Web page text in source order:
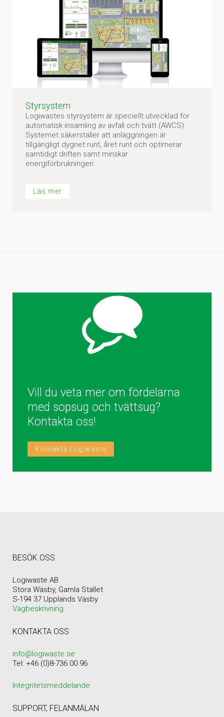
Styrsystem
Logiwastes styrsystem är speciellt utvecklad för
automatisk insamling av avfall och tvätt (AWCS).
Systemet säkerställer att anläggningen är
tillgängligt dygnet runt, året runt och optimerar
samtidigt driften samt minskar
energiförbrukningen.
Läs mer
Vill du veta mer om fördelarna
med sopsug och tvättsug?
Kontakta oss!
Kontakta Logiwaste
BESÖK OSS
Logiwaste AB
Stora Wäsby, Gamla Stallet
S-194 37 Upplands Väsby
Vägbeskrivning
KONTAKTA OSS
info@logiwaste.se
Tel: +46 (0)8-736 00 96
Integritetsmeddelande
SUPPORT, FELANMÄLAN